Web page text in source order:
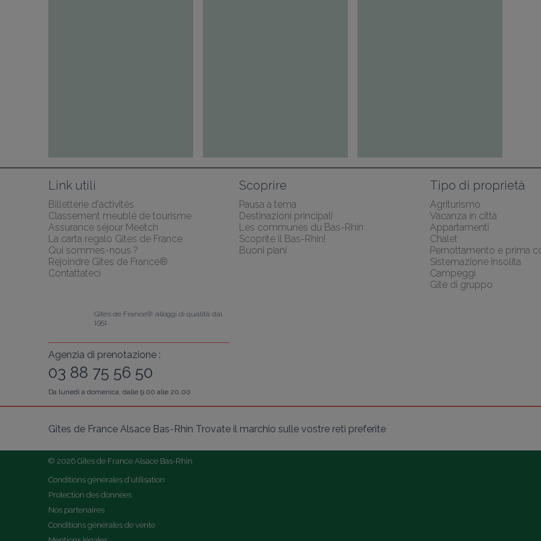
Link utili
Billetterie d'activités
Classement meublé de tourisme
Assurance séjour Meetch
La carta regalo Gîtes de France
Qui sommes-nous ?
Rejoindre Gîtes de France®
Contattateci
Scoprire
Pausa a tema
Destinazioni principali
Les communes du Bas-Rhin
Scoprite il Bas-Rhin!
Buoni piani
Tipo di proprietà
Agriturismo
Vacanza in città
Appartamenti
Chalet
Pernottamento e prima
Sistemazione insolita
Campeggi
Gite di gruppo
Gîtes de France®: alloggi di qualità dal
1951
Agenzia di prenotazione :
03 88 75 56 50
Da lunedì a domenica, dalle 9.00 alle 20.00
Gîtes de France Alsace Bas-Rhin Trovate il marchio sulle vostre reti preferite
© 2026 Gîtes de France Alsace Bas-Rhin
Conditions générales d'utilisation
Protection des données
Nos partenaires
Conditions générales de vente